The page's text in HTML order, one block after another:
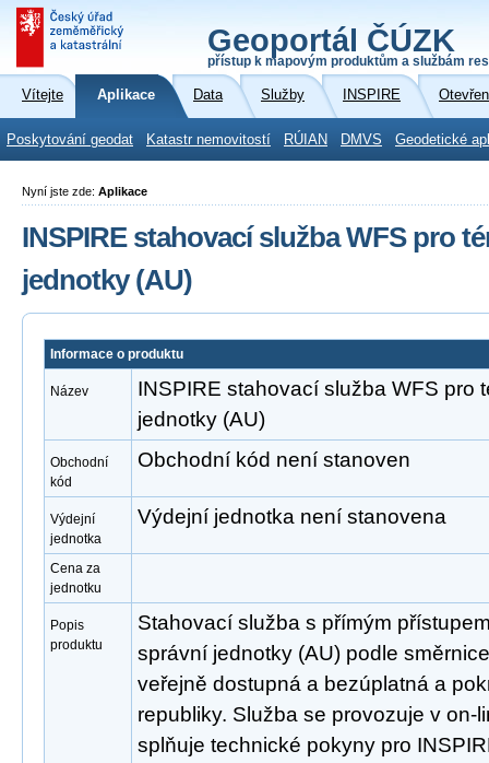
Geoportál ČÚZK
přístup k mapovým produktům a službám
Vítejte Aplikace Data Služby INSPIRE
Poskytování geodat Katastr nemovitostí RÚIAN DMVS Geodetické
Nyní jste zde: Aplikace
INSPIRE stahovací služba WFS pro
jednotky (AU)
Informace o produktu
Název
INSPIRE stahovací služba WFS pro
jednotky (AU)
Obchodní
kód
Obchodní kód není stanoven
Výdejní
jednotka
Výdejní jednotka není stanovena
Cena za
jednotku
Popis
produktu
Stahovací služba s přímým
správní jednotky (AU) podle
veřejně dostupná a bezúplatná a
republiky. Služba se provozuje v on-
splňuje technické pokyny pro